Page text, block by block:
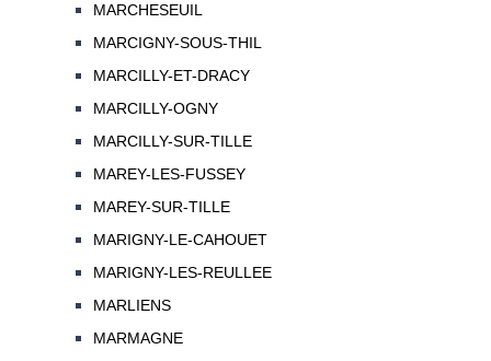
MARCHESEUIL
MARCIGNY-SOUS-THIL
MARCILLY-ET-DRACY
MARCILLY-OGNY
MARCILLY-SUR-TILLE
MAREY-LES-FUSSEY
MAREY-SUR-TILLE
MARIGNY-LE-CAHOUET
MARIGNY-LES-REULLEE
MARLIENS
MARMAGNE